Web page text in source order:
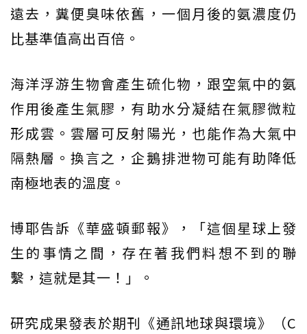
遠去，糞便臭味依舊，一個月後的氨濃度仍
比基準值高出百倍。
海洋浮游生物會產生硫化物，跟空氣中的氨
作用後產生氣膠，有助水分凝結在氣膠微粒
形成雲。雲層可反射陽光，也能作為大氣中
隔熱層。換言之，企鵝排泄物可能有助降低
南極地表的溫度。
博耶告訴《華盛頓郵報》，「這個星球上發
生的事情之間，存在著我們料想不到的聯
繫，這就是其一！」。
研究成果發表於期刊《通訊地球與環境》（C